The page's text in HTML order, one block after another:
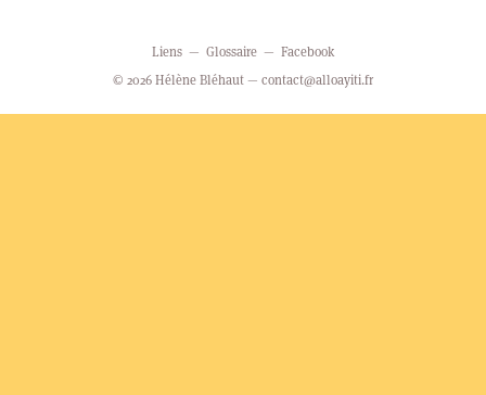
Liens Glossaire
Facebook
© 2026 Hélène Bléhaut — contact@alloayiti.fr